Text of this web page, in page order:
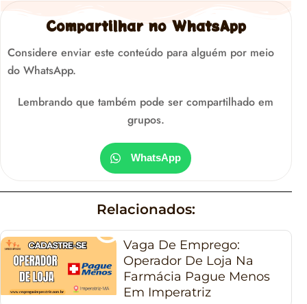
Compartilhar no WhatsApp
Considere enviar este conteúdo para alguém por meio
do WhatsApp.
Lembrando que também pode ser compartilhado em
grupos.
WhatsApp
Relacionados:
Vaga De Emprego:
Operador De Loja Na
Farmácia Pague Menos
Em Imperatriz